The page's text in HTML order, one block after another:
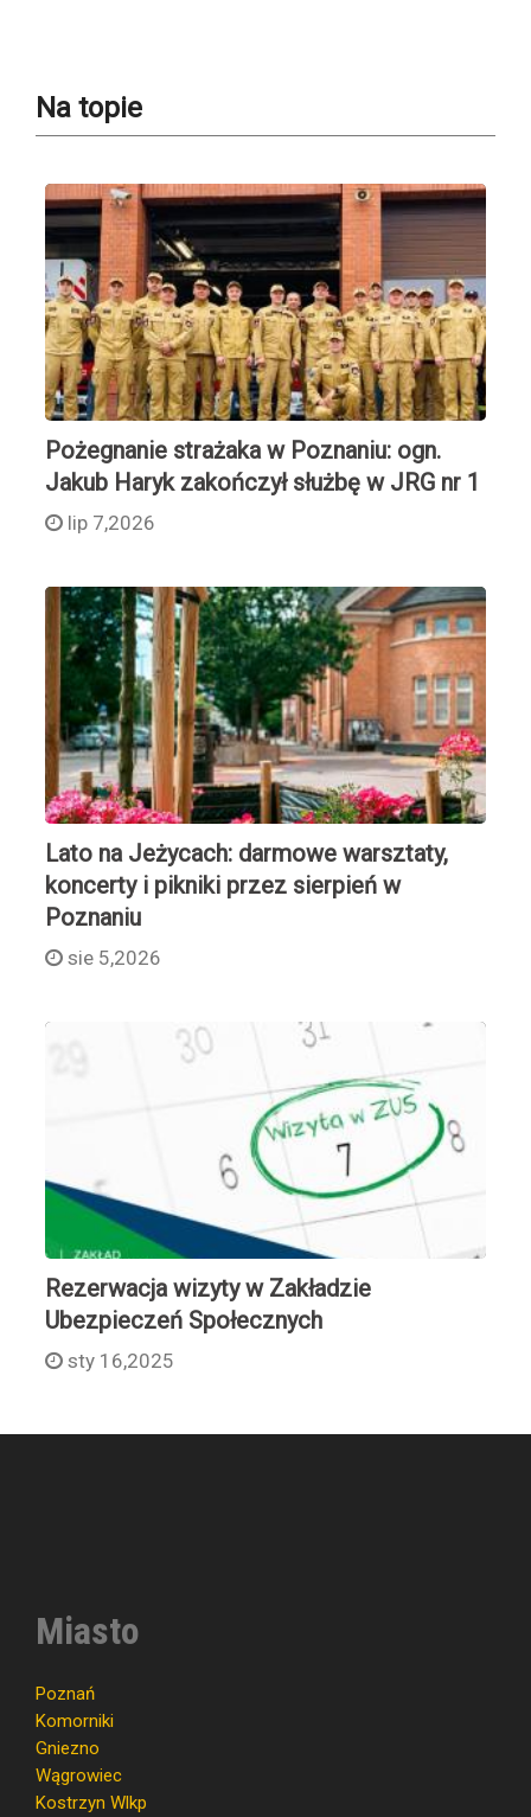
Na topie
Pożegnanie strażaka w Poznaniu: ogn.
Jakub Haryk zakończył służbę w JRG nr 1
lip 7,2026
Lato na Jeżycach: darmowe warsztaty,
koncerty i pikniki przez sierpień w
Poznaniu
sie 5,2026
Rezerwacja wizyty w Zakładzie
Ubezpieczeń Społecznych
sty 16,2025
Miasto
Poznań
Komorniki
Gniezno
Wągrowiec
Kostrzyn Wlkp